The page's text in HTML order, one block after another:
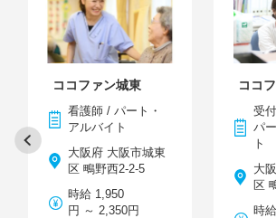
ココファン城東
看護師 / パート・
アルバイト
大阪府 大阪市城東
区 鴫野西2-2-5
時給 1,950
円 ～ 2,350円
ココ
受
パ
ト
大
区
時